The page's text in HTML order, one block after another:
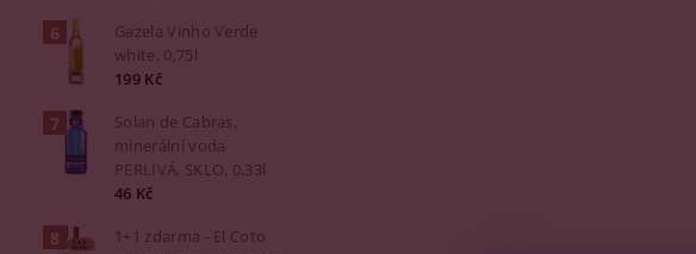
Gazela Vinho Verde
white, 0,75l
199 Kč
Solan de Cabras,
minerální voda
PERLIVÁ, SKLO, 0,33l
46 Kč
1+1 zdarma - El Coto